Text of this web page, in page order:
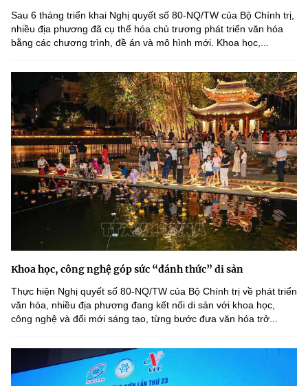
Sau 6 tháng triển khai Nghị quyết số 80-NQ/TW của Bộ Chính trị,
nhiều địa phương đã cụ thể hóa chủ trương phát triển văn hóa
bằng các chương trình, đề án và mô hình mới. Khoa học,...
Khoa học, công nghệ góp sức “đánh thức” di sản
Thực hiện Nghị quyết số 80-NQ/TW của Bộ Chính trị về phát triển
văn hóa, nhiều địa phương đang kết nối di sản với khoa học,
công nghệ và đổi mới sáng tạo, từng bước đưa văn hóa trở...